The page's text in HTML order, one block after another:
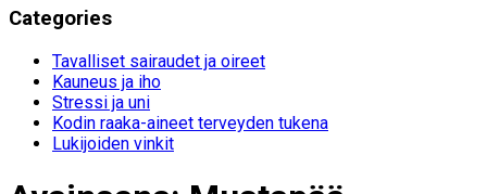
Categories
Tavalliset sairaudet ja oireet
Kauneus ja iho
Stressi ja uni
Kodin raaka-aineet terveyden tukena
Lukijoiden vinkit